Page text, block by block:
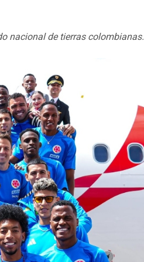
nacional de tierras colombianas.